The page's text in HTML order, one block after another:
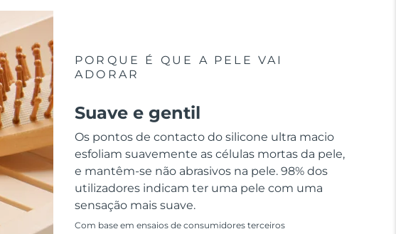
PORQUE É QUE A PELE VAI
ADORAR
Suave e gentil
Os pontos de contacto do silicone ultra macio
esfoliam suavemente as células mortas da pele,
e mantêm-se não abrasivos na pele. 98% dos
utilizadores indicam ter uma pele com uma
sensação mais suave.
Com base em ensaios de consumidores terceiros